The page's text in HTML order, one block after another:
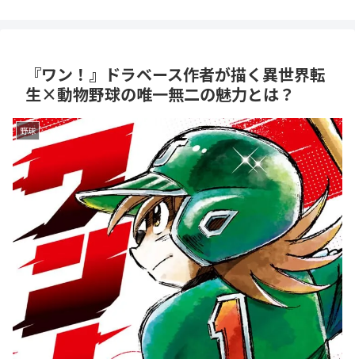
『ワン！』ドラベース作者が描く異世界転
生×動物野球の唯一無二の魅力とは？
野球